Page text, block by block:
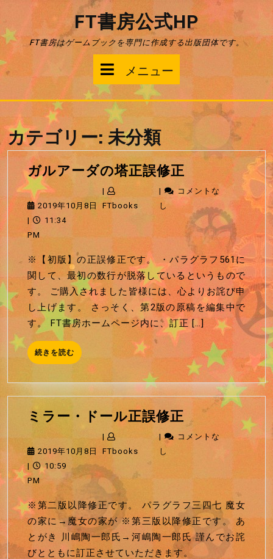
テ
ン
ツ
へ
FT書房公式HP
FT書房はゲームブックを専門に作成する出版団体です。
メニュー
ニ
ュ
ー
カテゴリー:未分類
ガルアーダの塔正誤修正
ル
ア
ー
ダ
の
塔
正
誤
修
正
2019年10月8日 2019
8
日
|
FTbooksFTbooks
|
コメントな
し
|
11:34
PM
※【初版】の正誤修正です。 ・パラグラフ561に
関して、最初の数行が脱落しているというもので
す。 ご購入されました皆様には、心よりお詫び申
し上げます。 さっそく、第2版の原稿を編集中で
す。 FT書房ホームページ内に、訂正 […]
続きを読む 続
き
読
む
ミラー・ドール正誤修正 ミ
ラ
ー・
ー
ル
正
誤
修
2019年10月8日 2019
年
10
8
日
|
FTbooksFTbooks
|
コメントな
し
|
10:59
PM
※第二版以降修正です。 パラグラフ三四七 魔女
の家に→魔女の家が ※第三版以降修正です。 あ
とがき 川嶋陶一郎氏→河嶋陶一郎氏 謹んでお詫
びとともに訂正させていただきます。